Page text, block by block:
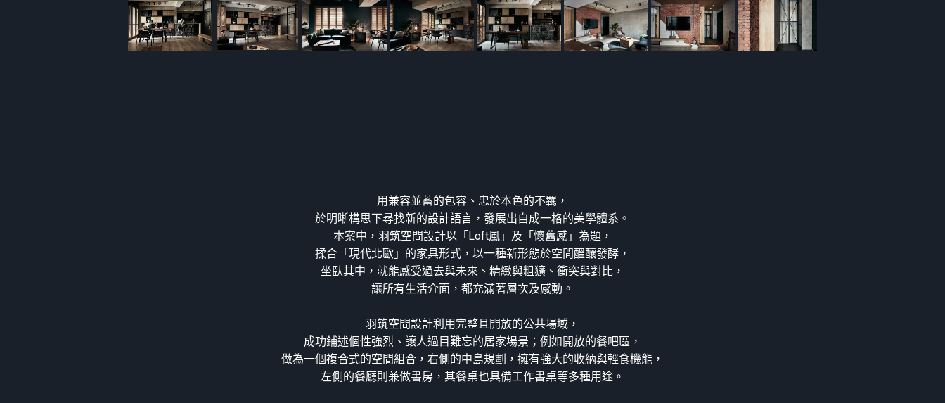
用兼容並蓄的包容、忠於本色的不羈，
於明晰構思下尋找新的設計語言，發展出自成一格的美學體系。
本案中，羽筑空間設計以「Loft風」及「懷舊感」為題，
揉合「現代北歐」的家具形式，以一種新形態於空間醞釀發酵，
坐臥其中，就能感受過去與未來、精緻與粗獷、衝突與對比，
讓所有生活介面，都充滿著層次及感動。
羽筑空間設計利用完整且開放的公共場域，
成功鋪述個性強烈、讓人過目難忘的居家場景；例如開放的餐吧區，
做為一個複合式的空間組合，右側的中島規劃，擁有強大的收納與輕食機能，
左側的餐廳則兼做書房，其餐桌也具備工作書桌等多種用途。